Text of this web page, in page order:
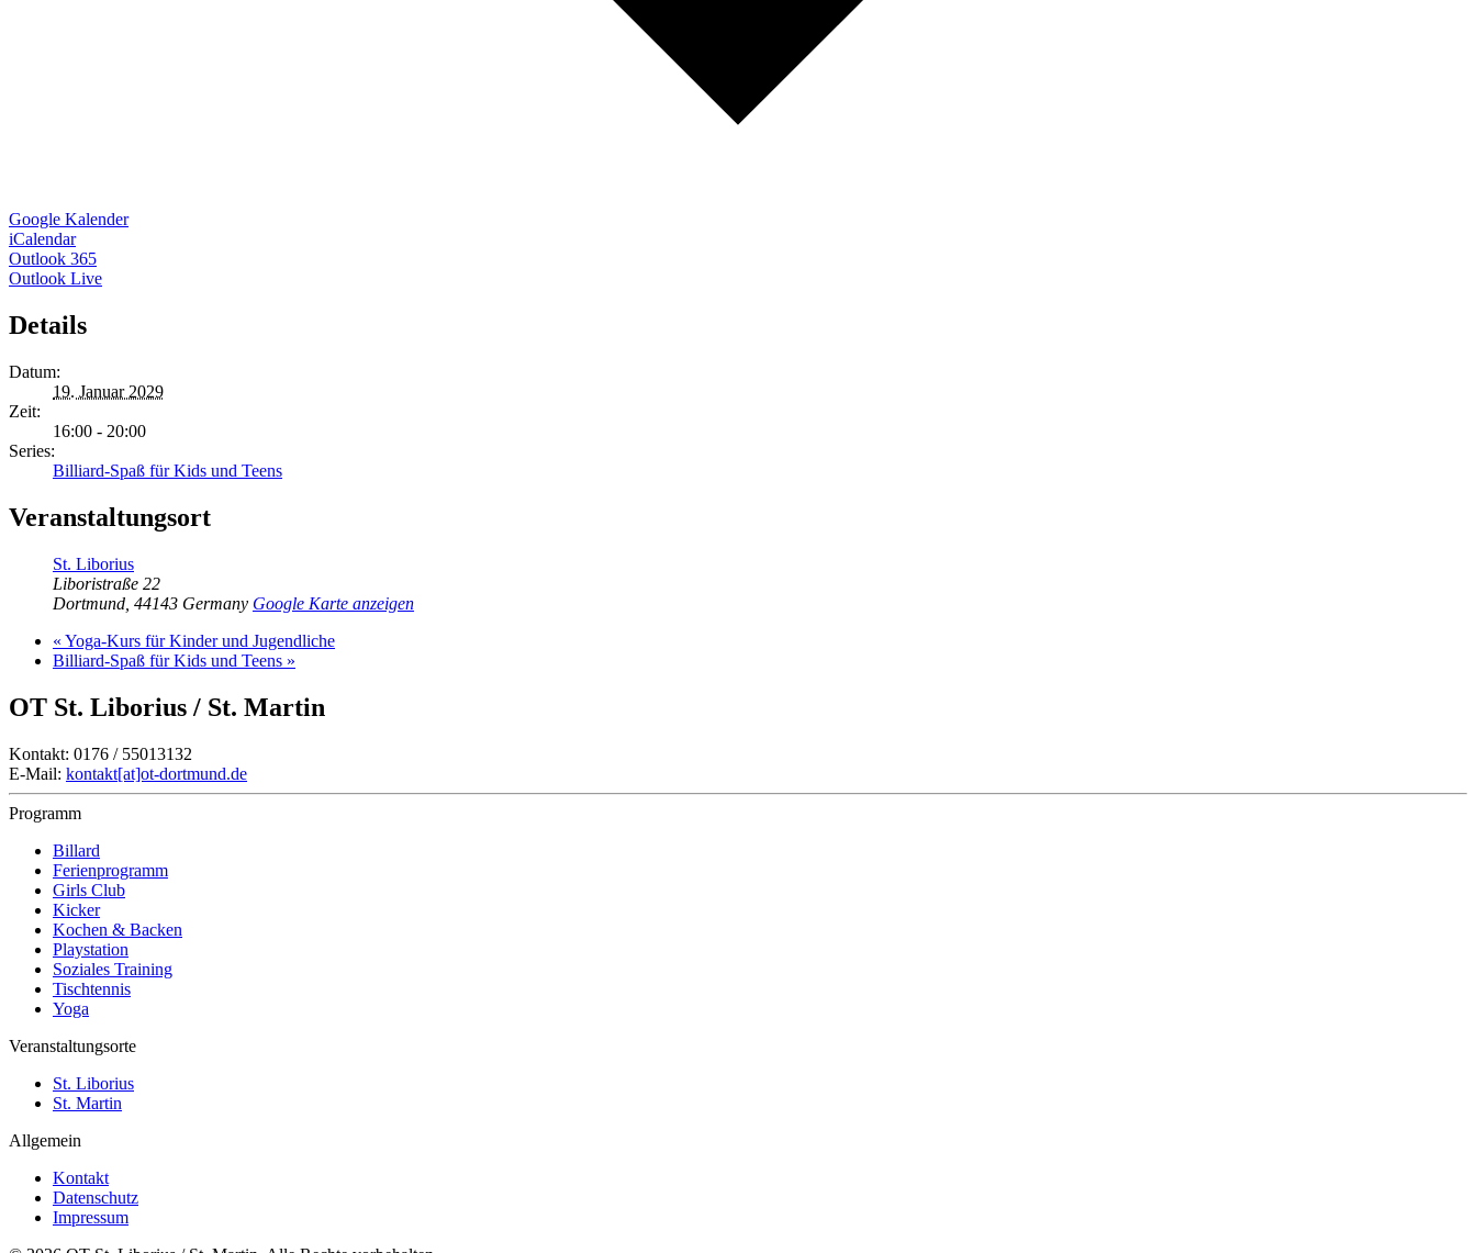
Google Kalender
iCalendar
Outlook 365
Outlook Live
Details
Datum:
19. Januar 2029
Zeit:
16:00 - 20:00
Series:
Billiard-Spaß für Kids und Teens
Veranstaltungsort
St. Liborius
Liboristraße 22
Dortmund 44143 Germany Google Karte anzeigen
« Yoga-Kurs für Kinder und Jugendliche
Billiard-Spaß für Kids und Teens »
OT St. Liborius / St. Martin
Kontakt: 0176 / 55013132
E-Mail: kontakt[at]ot-dortmund.de
Programm
Billard
Ferienprogramm
Girls Club
Kicker
Kochen & Backen
Playstation
Soziales Training
Tischtennis
Yoga
Veranstaltungsorte
St. Liborius
St. Martin
Allgemein
Kontakt
Datenschutz
Impressum